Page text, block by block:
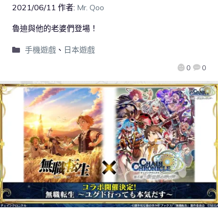
2021/06/11 作者: Mr. Qoo
0 0
魯迪與他的老婆們登場！
手機遊戲、 日本遊戲